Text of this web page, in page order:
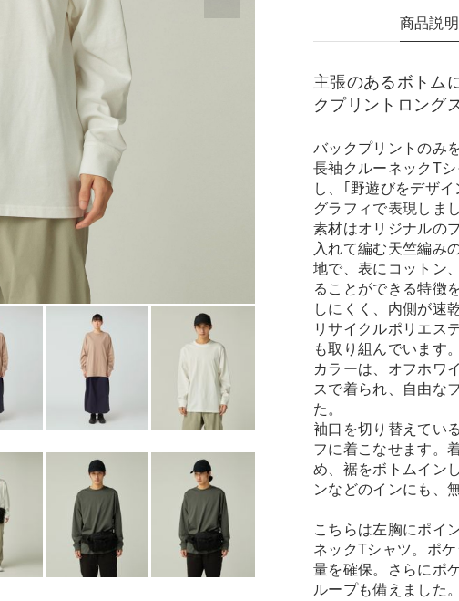
商品説明
主張のあるボトム
クプリントロング
バックプリントのみ
長袖クルーネックT
し、｢野遊びをデザ
グラフィで表現しま
素材はオリジナルの
入れて編む天竺編み
地で、表にコットン
ることができる特徴
しにくく、内側が速
リサイクルポリエス
も取り組んでいます
カラーは、オフホワ
スで着られ、自由な
た。
袖口を切り替えてい
フに着こなせます。
め、裾をボトムイン
ンなどのインにも、
こちらは左胸にポイ
ネックTシャツ。ポ
量を確保。さらにポ
ループも備えました